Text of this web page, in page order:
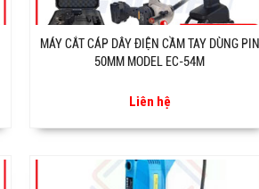
MÁY CẮT CÁP DÂY ĐIỆN CẦM TAY DÙNG PIN
50MM MODEL EC-54M
Liên hệ